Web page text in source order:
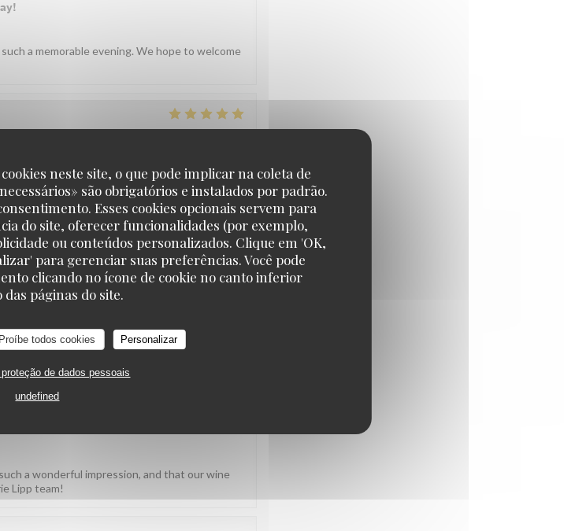
neste site, o que pode implicar na coleta de
são obrigatórios e instalados por padrão.
Esses cookies opcionais servem para
do site, oferecer funcionalidades (por exemplo,
ou conteúdos personalizados. Clique em 'OK,
para gerenciar suas preferências. Você pode
clicando no ícone de cookie no canto inferior
das páginas do site.
Proíbe todos cookies Personalizar
de dados pessoais
undefined
a memorable evening. We hope to welcome
persoonlijk tintje aan geven door je veel
u zich zo welkom hebt gevoeld. Onze
fijn dat u dit zo hebt ervaren. We hopen u snel
: 5/5 MENU:
reasonably priced wine list. We
a wonderful impression, and that our wine
Lipp team!